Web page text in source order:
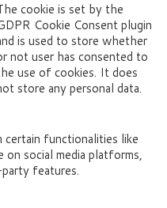
cookie is set by the
Cookie Consent plugin
is used to store whether
not user has consented to
use of cookies. It does
store any personal data.
functionalities like
social media platforms,
features.